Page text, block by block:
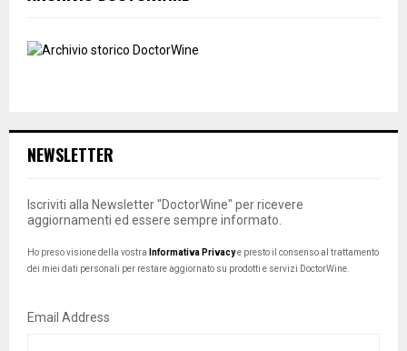
NEWSLETTER
Iscriviti alla Newsletter "DoctorWine" per ricevere
aggiornamenti ed essere sempre informato.
Ho preso visione della vostra Informativa Privacye presto il consenso al trattamento
dei miei dati personali per restare aggiornato su prodotti e servizi DoctorWine.
Email Address